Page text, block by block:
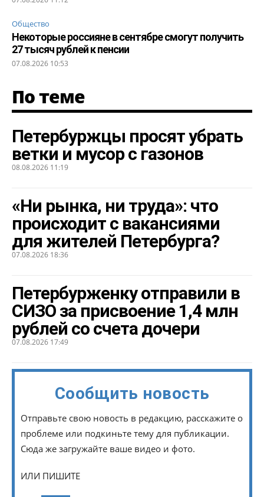
Общество
Некоторые россияне в сентябре смогут получить
27 тысяч рублей к пенсии
07.08.2026 10:53
По теме
Петербуржцы просят убрать
ветки и мусор с газонов
08.08.2026 11:19
«Ни рынка, ни труда»: что
происходит с вакансиями
для жителей Петербурга?
07.08.2026 18:36
Петербурженку отправили в
СИЗО за присвоение 1,4 млн
рублей со счета дочери
07.08.2026 17:49
Сообщить новость
Отправьте свою новость в редакцию, расскажите о
проблеме или подкиньте тему для публикации.
Сюда же загружайте ваше видео и фото.
ИЛИ ПИШИТЕ